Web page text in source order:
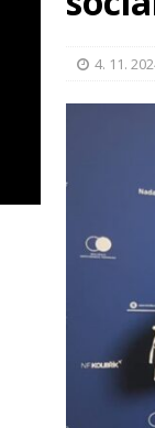
4. 11.